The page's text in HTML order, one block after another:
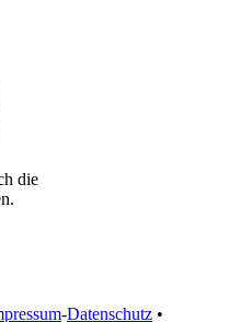
die
-Datenschutz •